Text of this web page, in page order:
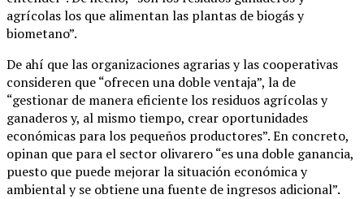
agrícolas los que alimentan las plantas de biogás y
biometano”.
De ahí que las organizaciones agrarias y las cooperativas
consideren que “ofrecen una doble ventaja”, la de
“gestionar de manera eficiente los residuos agrícolas y
ganaderos y, al mismo tiempo, crear oportunidades
económicas para los pequeños productores”. En concreto,
opinan que para el sector olivarero “es una doble ganancia,
puesto que puede mejorar la situación económica y
ambiental y se obtiene una fuente de ingresos adicional”.